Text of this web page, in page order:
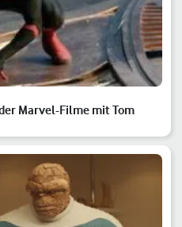
Marvel-Filme mit Tom